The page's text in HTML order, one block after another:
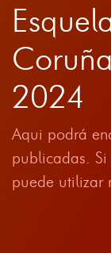
2024
Aqui podrá
publicadas.
puede utilizar